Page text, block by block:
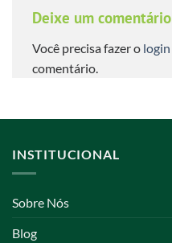
Deixe um comentário
Você precisa fazer o login
comentário.
INSTITUCIONAL
Sobre Nós
Blog